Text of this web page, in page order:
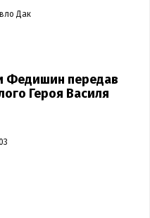
Дак
Федишин передав
Героя Василя